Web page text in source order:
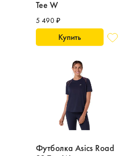
Tee W
5 490 ₽
Купить
Футболка Asics Road